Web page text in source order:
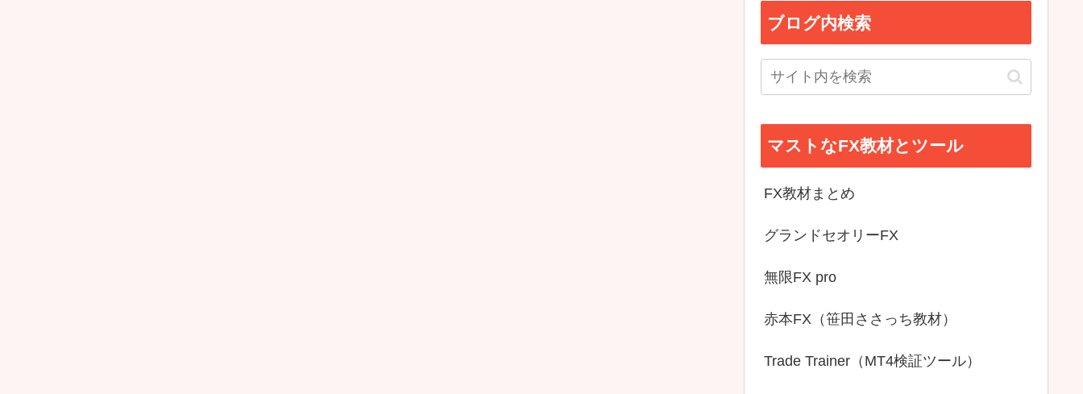
ブログ内検索
マストなFX教材とツール
FX教材まとめ
グランドセオリーFX
無限FX pro
赤本FX（笹田ささっち教材）
Trade Trainer（MT4検証ツール）